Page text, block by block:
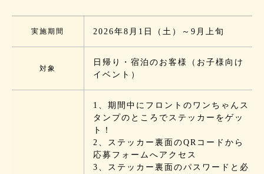
実施期間 2026年8月1日（土）～9月上旬
対象
日帰り・宿泊のお客様（お子様向け
イベント）
1、期間中にフロントのワンちゃんス
タンプのところでステッカーをゲッ
ト！
2、ステッカー裏面のQRコードから
応募フォームへアクセス
3、ステッカー裏面のパスワードと必